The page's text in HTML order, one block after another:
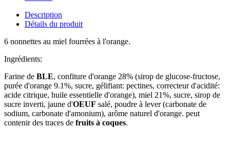
Description
Détails du produit
6 nonnettes au miel fourrées à l'orange.
Ingrédients:
Farine de BLE, confiture d'orange 28% (sirop de glucose-fructose,
purée d'orange 9.1%, sucre, gélifiant: pectines, correcteur d'acidité:
acide citrique, huile essentielle d'orange), miel 21%, sucre, sirop de
sucre inverti, jaune d'OEUF salé, poudre à lever (carbonate de
sodium, carbonate d'amonium), arôme naturel d'orange. peut
contenir des traces de fruits à coques.